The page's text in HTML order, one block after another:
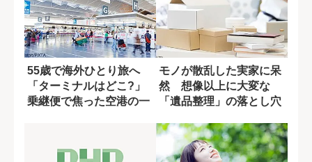
55歳で海外ひとり旅へ
「ターミナルはどこ?」
乗継便で焦った空港の一
モノが散乱した実家に呆
然 想像以上に大変な
「遺品整理」の落とし穴